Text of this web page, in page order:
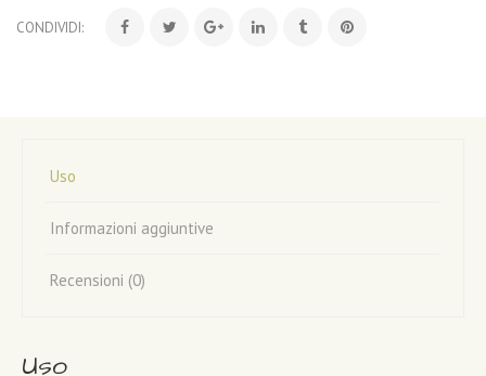
CONDIVIDI:
Uso
Informazioni aggiuntive
Recensioni (0)
Uso